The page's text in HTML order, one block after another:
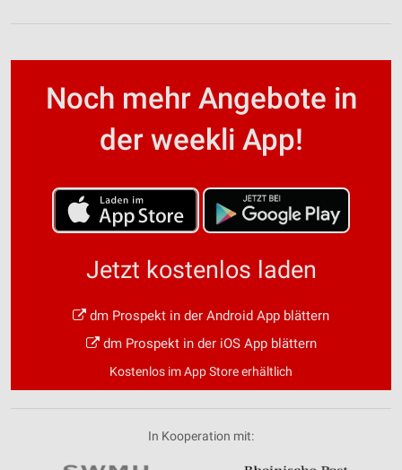
Noch mehr Angebote in
der weekli App!
Jetzt kostenlos laden
dm Prospekt in der Android App blättern
dm Prospekt in der iOS App blättern
Kostenlos im App Store erhältlich
In Kooperation mit: